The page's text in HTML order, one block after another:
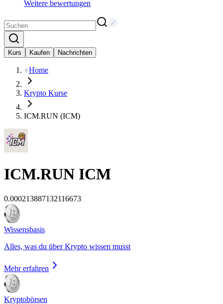
Weitere bewertungen
Kurs Kaufen Nachrichten
Home
Krypto Kurse
ICM.RUN (ICM)
ICM.RUN ICM
0.000213887132116673
Wissensbasis
Alles, was du über Krypto wissen musst
Mehr erfahren
Kryptobörsen